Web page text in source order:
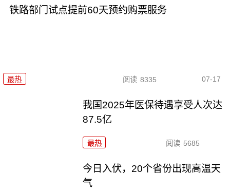
铁路部门试点提前60天预约购票服务
最热 阅读 8335 07-17
我国2025年医保待遇享受人次达
87.5亿
最热 阅读 5685
今日入伏，20个省份出现高温天
气